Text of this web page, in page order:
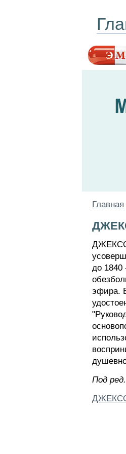
Главная
до 1840
эфира.
Пoд